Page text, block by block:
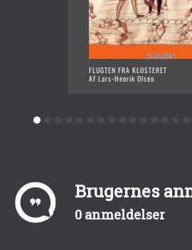
FLUGTEN FRA KLOSTERET
Af Lars-Henrik Olsen
Brugernes
0 anmeldelser